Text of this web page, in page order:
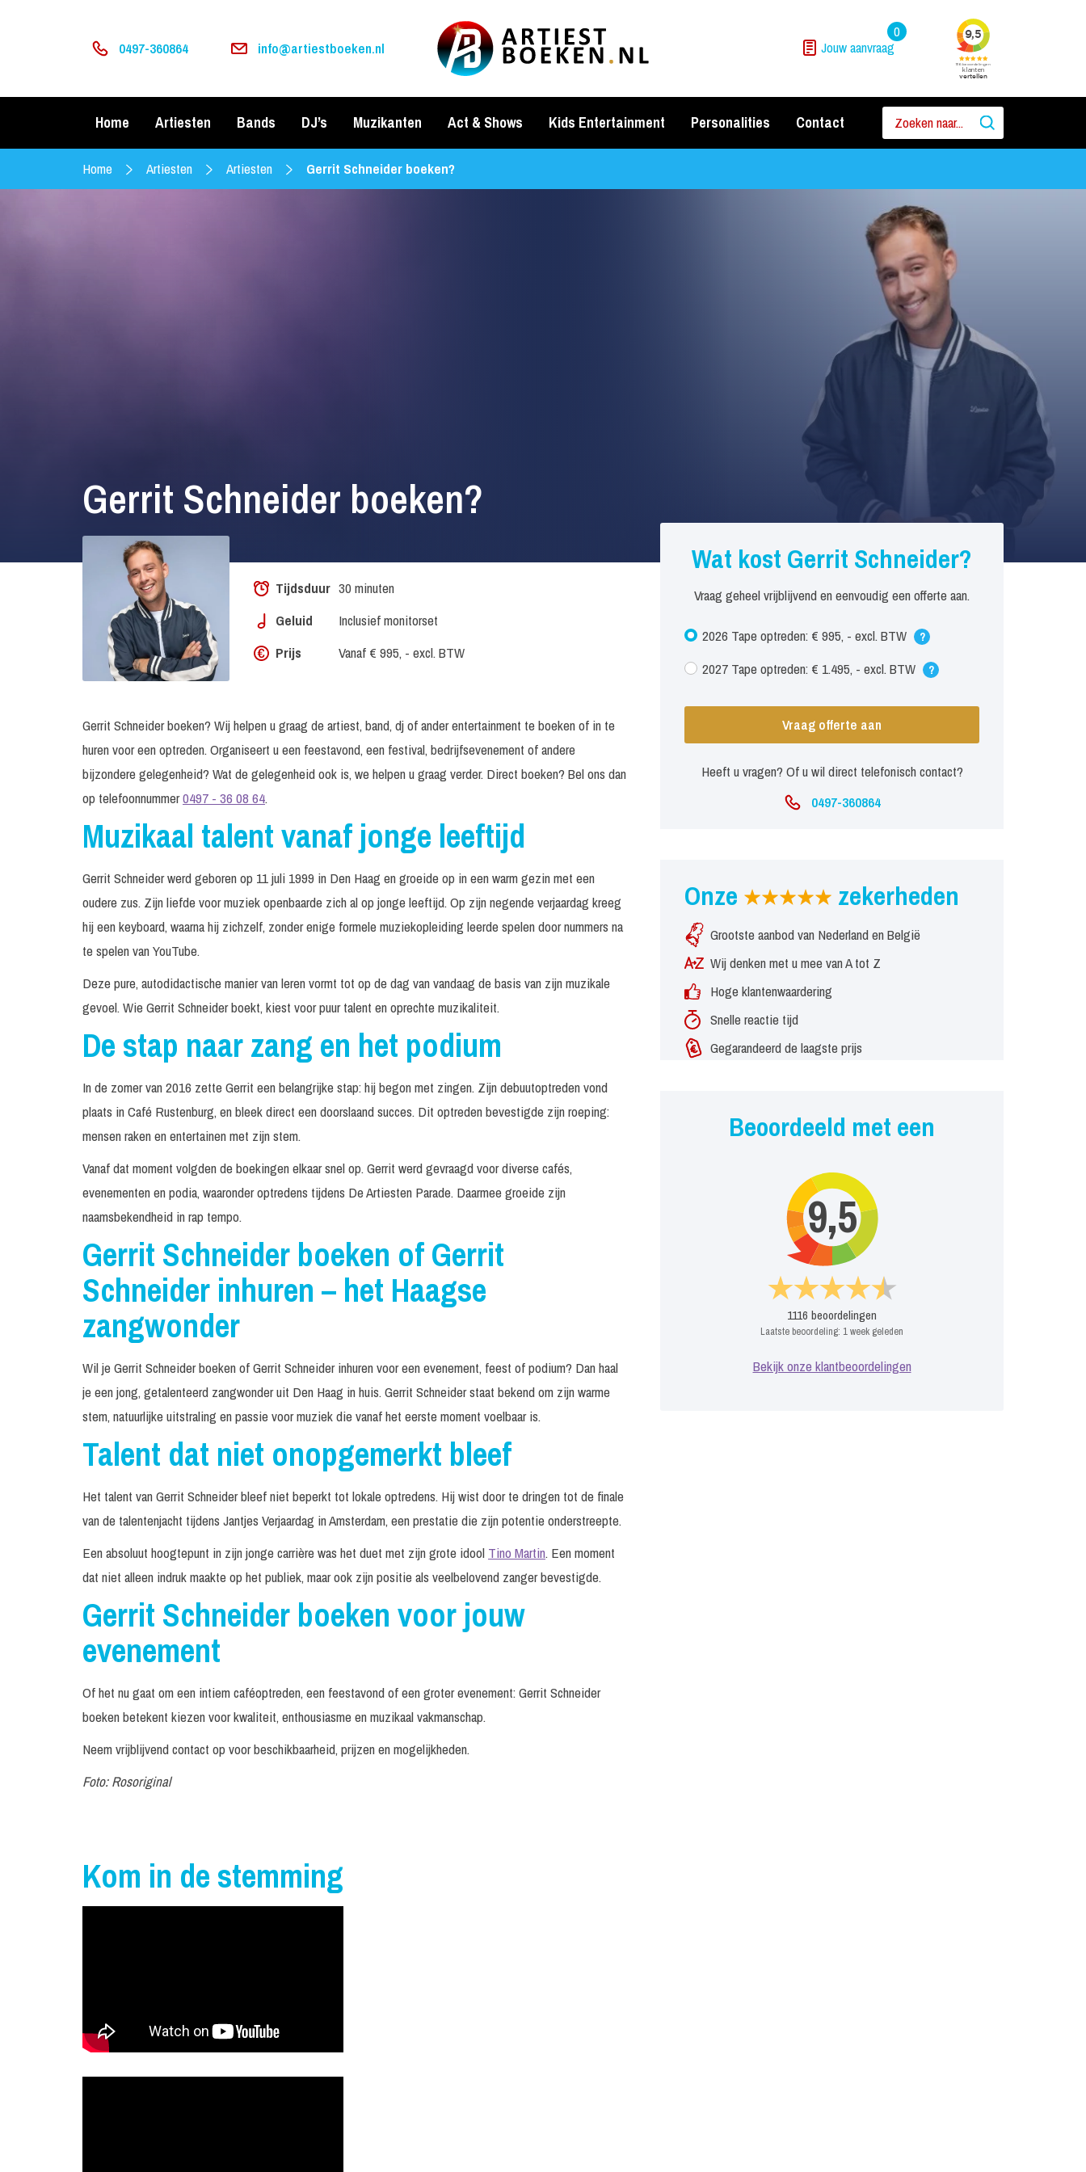
0497-360864 info@artiestboeken.nl Jouw aanvraag
0
Home Artiesten Bands DJ’s Muzikanten Act & Shows Kids Entertainment Personalities Contact
Home Artiesten Artiesten Gerrit Schneider boeken?
Gerrit Schneider boeken?
Tijdsduur 30 minuten
Geluid
Inclusief monitorset
Prijs
Vanaf € 995, - excl. BTW
Gerrit Schneider boeken? Wij helpen u graag de artiest, band, dj of ander entertainment te boeken of in te
huren voor een optreden. Organiseert u een feestavond, een festival, bedrijfsevenement of andere
bijzondere gelegenheid? Wat de gelegenheid ook is, we helpen u graag verder. Direct boeken? Bel ons dan
op telefoonnummer0497 - 36 08 64.
Muzikaal talent vanaf jonge leeftijd
Gerrit Schneider werd geboren op 11 juli 1999 in Den Haag en groeide op in een warm gezin met een
oudere zus. Zijn liefde voor muziek openbaarde zich al op jonge leeftijd. Op zijn negende verjaardag kreeg
hij een keyboard, waarna hij zichzelf, zonder enige formele muziekopleiding leerde spelen door nummers na
te spelen van YouTube.
Deze pure, autodidactische manier van leren vormt tot op de dag van vandaag de basis van zijn muzikale
gevoel. Wie Gerrit Schneider boekt, kiest voor puur talent en oprechte muzikaliteit.
De stap naar zang en het podium
In de zomer van 2016 zette Gerrit een belangrijke stap: hij begon met zingen. Zijn debuutoptreden vond
plaats in Café Rustenburg, en bleek direct een doorslaand succes. Dit optreden bevestigde zijn roeping:
mensen raken en entertainen met zijn stem.
Vanaf dat moment volgden de boekingen elkaar snel op. Gerrit werd gevraagd voor diverse cafés,
evenementen en podia, waaronder optredens tijdens De Artiesten Parade. Daarmee groeide zijn
naamsbekendheid in rap tempo.
Gerrit Schneider boeken of Gerrit
Schneider inhuren – het Haagse
zangwonder
Wil je Gerrit Schneider boeken of Gerrit Schneider inhuren voor een evenement, feest of podium? Dan haal
je een jong, getalenteerd zangwonder uit Den Haag in huis. Gerrit Schneider staat bekend om zijn warme
stem, natuurlijke uitstraling en passie voor muziek die vanaf het eerste moment voelbaar is.
Talent dat niet onopgemerkt bleef
Het talent van Gerrit Schneider bleef niet beperkt tot lokale optredens. Hij wist door te dringen tot de finale
van de talentenjacht tijdens Jantjes Verjaardag in Amsterdam, een prestatie die zijn potentie onderstreepte.
Een absoluut hoogtepunt in zijn jonge carrière was het duet met zijn grote idool Tino Martin. Een moment
dat niet alleen indruk maakte op het publiek, maar ook zijn positie als veelbelovend zanger bevestigde.
Gerrit Schneider boeken voor jouw
evenement
Of het nu gaat om een intiem caféoptreden, een feestavond of een groter evenement: Gerrit Schneider
boeken betekent kiezen voor kwaliteit, enthousiasme en muzikaal vakmanschap.
Neem vrijblijvend contact op voor beschikbaarheid, prijzen en mogelijkheden.
Foto: Rosoriginal
Kom in de stemming
Wat kost Gerrit Schneider?
Vraag geheel vrijblijvend en eenvoudig een offerte aan.
2026 Tape optreden: € 995, - excl. BTW ?
2027 Tape optreden: € 1.495, - excl. BTW ?
Vraag offerte aan
Heeft u vragen? Of u wil direct telefonisch contact?
0497-360864
Onze zekerheden
Grootste aanbod van Nederland en België
Wij denken met u mee van A tot Z
Hoge klantenwaardering
Snelle reactie tijd
Gegarandeerd de laagste prijs
Beoordeeld met een
9,5
1116 beoordelingen
Laatste beoordeling: 1 week geleden
Bekijk onze klantbeoordelingen